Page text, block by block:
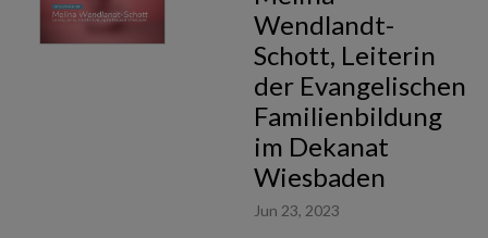
Wendlandt-
Schott, Leiterin
der Evangelischen
Familienbildung
im Dekanat
Wiesbaden
Jun 23, 2023